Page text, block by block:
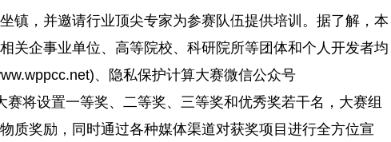
镇，并邀请行业顶尖专家为参赛队伍提供培训。据了解，本
关企事业单位、高等院校、科研院所等团体和个人开发者均
、隐私保护计算大赛微信公众号
将设置一等奖、二等奖、三等奖和优秀奖若干名，大赛组
质奖励，同时通过各种媒体渠道对获奖项目进行全方位宣